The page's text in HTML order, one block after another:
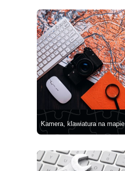
Kamera, klawiatura na mapie